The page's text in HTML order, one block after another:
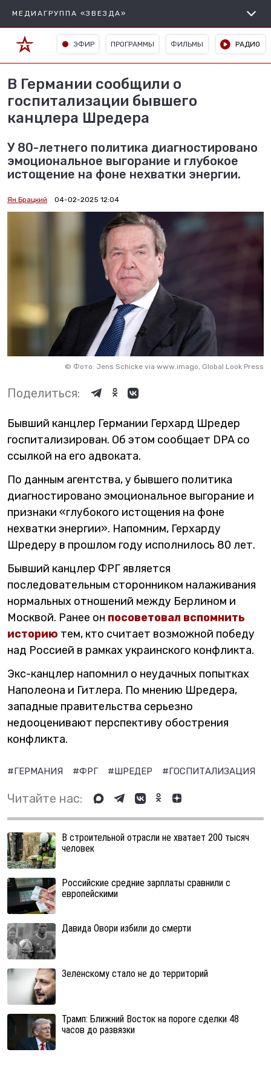
МЕДИАГРУППА «ЗВЕЗДА»
ЭФИР ПРОГРАММЫ ФИЛЬМЫ РАДИО
В Германии сообщили о
госпитализации бывшего
канцлера Шредера
У 80-летнего политика диагностировано
эмоциональное выгорание и глубокое
истощение на фоне нехватки энергии.
Ян Брацкий 04-02-2025 12:04
© Фото: Jens Schicke via www.imago, Global Look Press
Поделиться:
Бывший канцлер Германии Герхард Шредер
госпитализирован. Об этом сообщает DPA со
ссылкой на его адвоката.
По данным агентства, у бывшего политика
диагностировано эмоциональное выгорание и
признаки «глубокого истощения на фоне
нехватки энергии». Напомним, Герхарду
Шредеру в прошлом году исполнилось 80 лет.
Бывший канцлер ФРГ является
последовательным сторонником налаживания
нормальных отношений между Берлином и
Москвой. Ранее он посоветовал вспомнить
историю тем, кто считает возможной победу
над Россией в рамках украинского конфликта.
Экс-канцлер напомнил о неудачных попытках
Наполеона и Гитлера. По мнению Шредера,
западные правительства серьезно
недооценивают перспективу обострения
конфликта.
#ГЕРМАНИЯ #ФРГ #ШРЕДЕР #ГОСПИТАЛИЗАЦИЯ
Читайте нас:
В строительной отрасли не хватает 200 тысяч
человек
Российские средние зарплаты сравнили с
европейскими
Давида Овори избили до смерти
Зеленскому стало не до территорий
Трамп: Ближний Восток на пороге сделки 48
часов до развязки